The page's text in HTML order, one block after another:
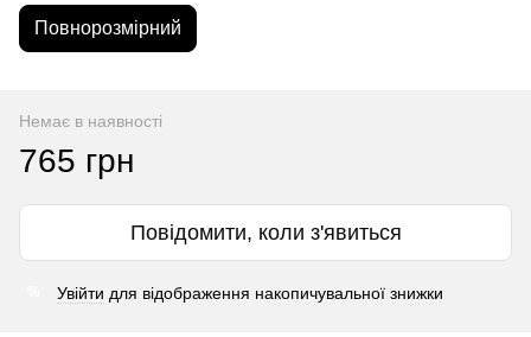
Повнорозмірний
Немає в наявності
765 грн
Повідомити, коли з'явиться
Увійти для відображення накопичувальної знижки